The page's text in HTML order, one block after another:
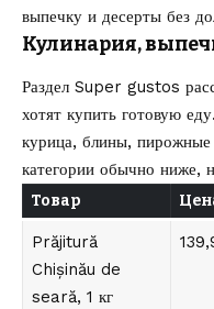
выпечку и десерты без
Кулинария,
Раздел Super gustos
хотят купить готовую
курица, блины,
категории обычно ниже,
Товар
Prăjitură
Chișinău de
seară, 1 кг